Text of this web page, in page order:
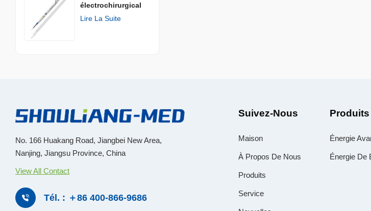
électrochirurgical
jetable
Lire La Suite
No. 166 Huakang Road, Jiangbei New Area,
Nanjing, Jiangsu Province, China
View All Contact
Tél. : ＋86 400-866-9686
Suivez-Nous
Maison
À Propos De Nous
Produits
Service
Produits
Énergie
Énergie De